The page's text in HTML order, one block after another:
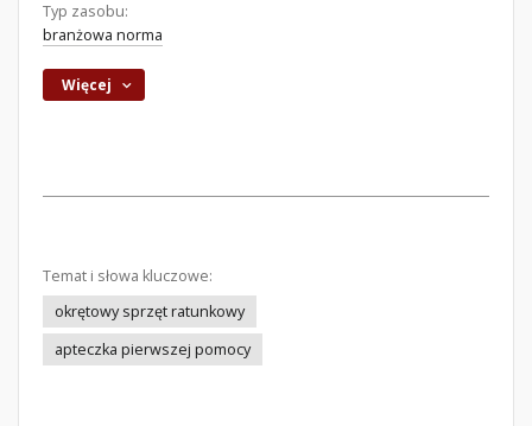
Typ zasobu:
branżowa norma
Więcej
Temat i słowa kluczowe:
okrętowy sprzęt ratunkowy
apteczka pierwszej pomocy